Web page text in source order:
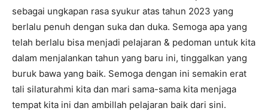
sebagai ungkapan rasa syukur atas tahun 2023 yang
berlalu penuh dengan suka dan duka. Semoga apa yang
telah berlalu bisa menjadi pelajaran & pedoman untuk kita
dalam menjalankan tahun yang baru ini, tinggalkan yang
buruk bawa yang baik. Semoga dengan ini semakin erat
tali silaturahmi kita dan mari sama-sama kita menjaga
tempat kita ini dan ambillah pelajaran baik dari sini.